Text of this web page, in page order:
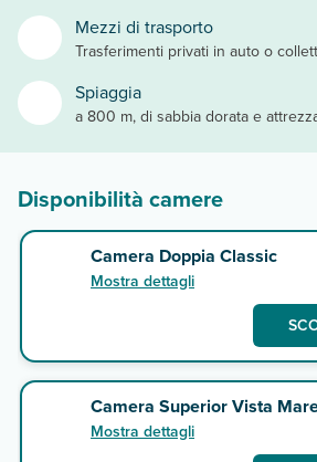
Mezzi di trasporto
Trasferimenti privati in auto o
Spiaggia
a 800 m, di sabbia dorata e
Disponibilità camere
Camera Doppia Classic
Mostra dettagli
Camera Superior Vista
Mostra dettagli